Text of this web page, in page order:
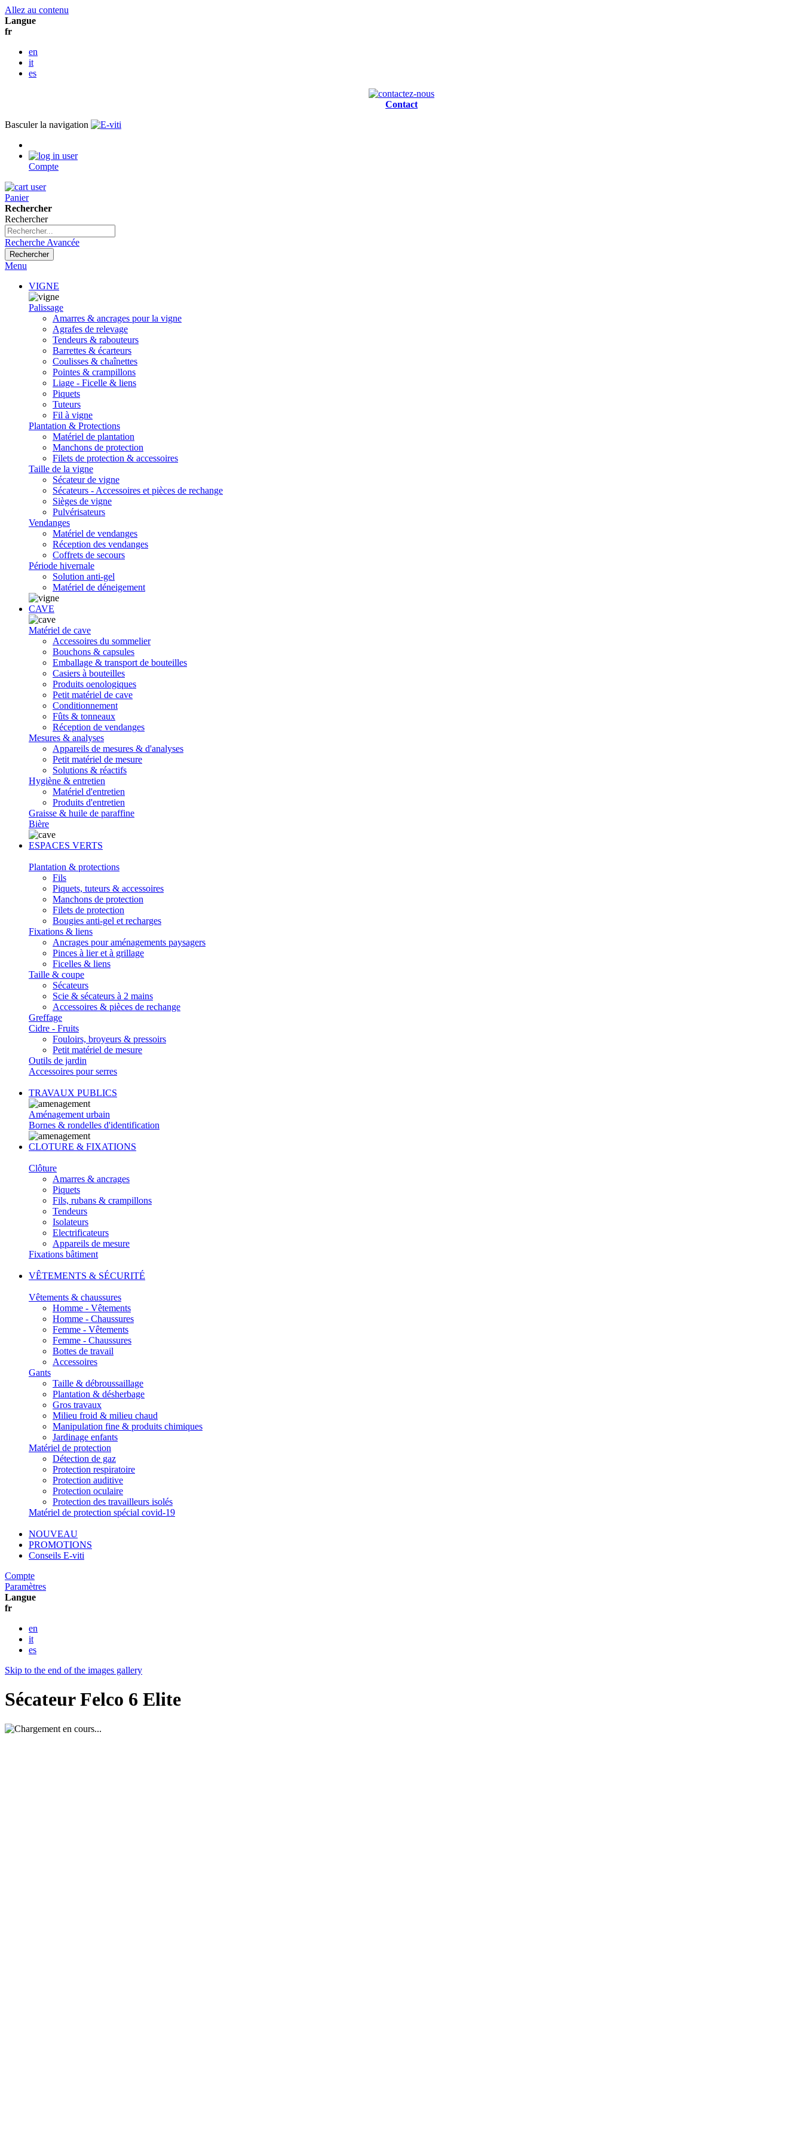
Allez au contenu
Langue
fr
en
it
es
Contact
Basculer la navigation
Compte
Panier
Rechercher
Rechercher
Recherche Avancée
Rechercher
Menu
VIGNE
Palissage
Amarres & ancrages pour la vigne
Agrafes de relevage
Tendeurs & rabouteurs
Barrettes & écarteurs
Coulisses & chaînettes
Pointes & crampillons
Liage - Ficelle & liens
Piquets
Tuteurs
Fil à vigne
Plantation & Protections
Matériel de plantation
Manchons de protection
Filets de protection & accessoires
Taille de la vigne
Sécateur de vigne
Sécateurs - Accessoires et pièces de rechange
Sièges de vigne
Pulvérisateurs
Vendanges
Matériel de vendanges
Réception des vendanges
Coffrets de secours
Période hivernale
Solution anti-gel
Matériel de déneigement
CAVE
Matériel de cave
Accessoires du sommelier
Bouchons & capsules
Emballage & transport de bouteilles
Casiers à bouteilles
Produits oenologiques
Petit matériel de cave
Conditionnement
Fûts & tonneaux
Réception de vendanges
Mesures & analyses
Appareils de mesures & d'analyses
Petit matériel de mesure
Solutions & réactifs
Hygiène & entretien
Matériel d'entretien
Produits d'entretien
Graisse & huile de paraffine
Bière
ESPACES VERTS
Plantation & protections
Fils
Piquets, tuteurs & accessoires
Manchons de protection
Filets de protection
Bougies anti-gel et recharges
Fixations & liens
Ancrages pour aménagements paysagers
Pinces à lier et à grillage
Ficelles & liens
Taille & coupe
Sécateurs
Scie & sécateurs à 2 mains
Accessoires & pièces de rechange
Greffage
Cidre - Fruits
Fouloirs, broyeurs & pressoirs
Petit matériel de mesure
Outils de jardin
Accessoires pour serres
TRAVAUX PUBLICS
Aménagement urbain
Bornes & rondelles d'identification
CLOTURE & FIXATIONS
Clôture
Amarres & ancrages
Piquets
Fils, rubans & crampillons
Tendeurs
Isolateurs
Electrificateurs
Appareils de mesure
Fixations bâtiment
VÊTEMENTS & SÉCURITÉ
Vêtements & chaussures
Homme - Vêtements
Homme - Chaussures
Femme - Vêtements
Femme - Chaussures
Bottes de travail
Accessoires
Gants
Taille & débroussaillage
Plantation & désherbage
Gros travaux
Milieu froid & milieu chaud
Manipulation fine & produits chimiques
Jardinage enfants
Matériel de protection
Détection de gaz
Protection respiratoire
Protection auditive
Protection oculaire
Protection des travailleurs isolés
Matériel de protection spécial covid-19
NOUVEAU
PROMOTIONS
Conseils E-viti
Compte
Paramètres
Langue
fr
en
it
es
Skip to the end of the images gallery
Sécateur Felco 6 Elite